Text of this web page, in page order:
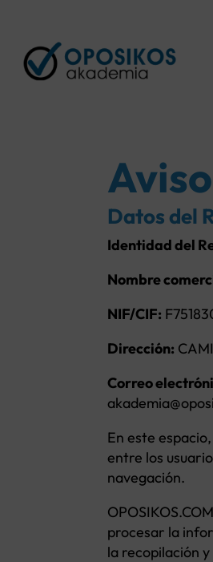
Datos del
Identidad del
Nombre
NIF/CIF:
Dirección:
Correo
En este
entre los
navegación.
procesar la
la recopilación